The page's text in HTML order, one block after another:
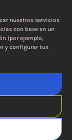
nuestros servicios
con base en un
(por ejemplo,
y configurar tus
comente.